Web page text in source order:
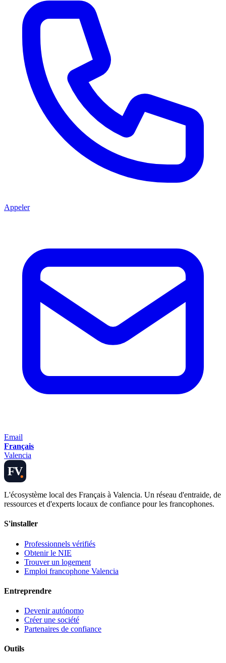
Appeler
Email
Français
Valencia
FV
L'écosystème local des Français à Valencia. Un réseau d'entraide, de
ressources et d'experts locaux de confiance pour les francophones.
S'installer
Professionnels vérifiés
Obtenir le NIE
Trouver un logement
Emploi francophone Valencia
Entreprendre
Devenir autónomo
Créer une société
Partenaires de confiance
Outils